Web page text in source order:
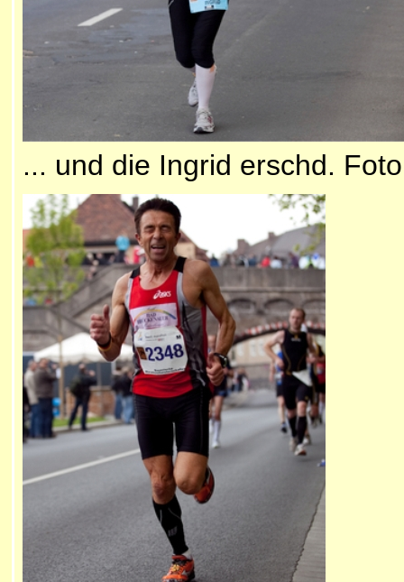
... und die Ingrid erschd.